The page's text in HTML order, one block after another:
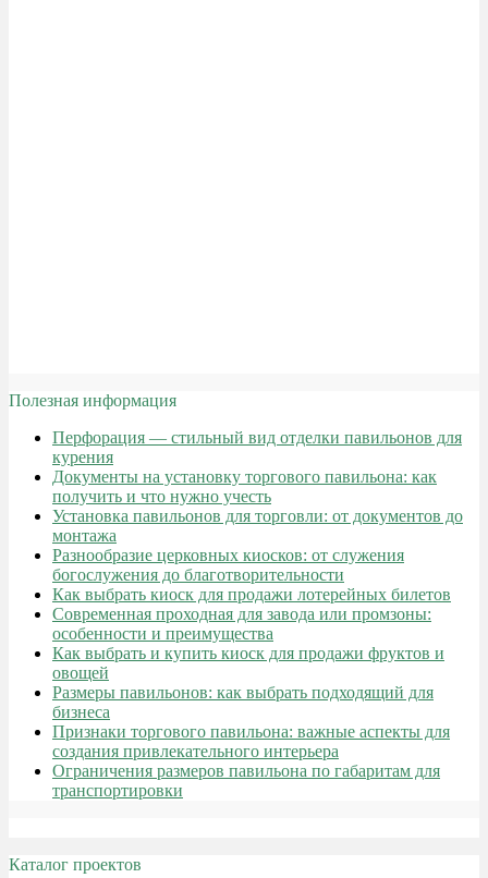
Полезная информация
Перфорация — стильный вид отделки павильонов для
курения
Документы на установку торгового павильона: как
получить и что нужно учесть
Установка павильонов для торговли: от документов до
монтажа
Разнообразие церковных киосков: от служения
богослужения до благотворительности
Как выбрать киоск для продажи лотерейных билетов
Современная проходная для завода или промзоны:
особенности и преимущества
Как выбрать и купить киоск для продажи фруктов и
овощей
Размеры павильонов: как выбрать подходящий для
бизнеса
Признаки торгового павильона: важные аспекты для
создания привлекательного интерьера
Ограничения размеров павильона по габаритам для
транспортировки
Каталог проектов